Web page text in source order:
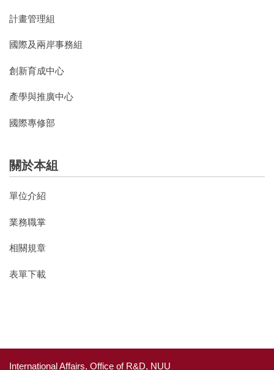
計畫管理組
國際及兩岸事務組
創新育成中心
產學與推廣中心
國際專修部
關於本組
單位介紹
業務職掌
相關規章
表單下載
International Affairs, Office of R&D, NUU